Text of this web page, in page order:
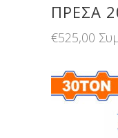
ΠΡΕΣΑ
€525,00